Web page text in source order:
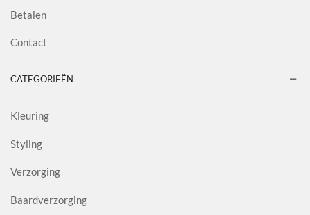
Betalen
Contact
CATEGORIEËN
Kleuring
Styling
Verzorging
Baardverzorging